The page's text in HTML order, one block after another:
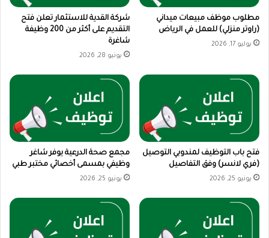
مطلوب موظف مبيعات ميداني
(راوتر منزلي) للعمل في الرياض
يوليو 17, 2026
شركة القدية للاستثمار تعلن فتح
التقديم على أكثر من 200 وظيفة
شاغرة
يونيو 28, 2026
فتح باب التوظيف لمندوبي التوصيل
(فري لانسر) وفق التفاصيل
يونيو 25, 2026
مجمع صحة الدرعية يوفر شاغر
وظيفي بمسمى أخصائي مختبر طبي
يونيو 25, 2026